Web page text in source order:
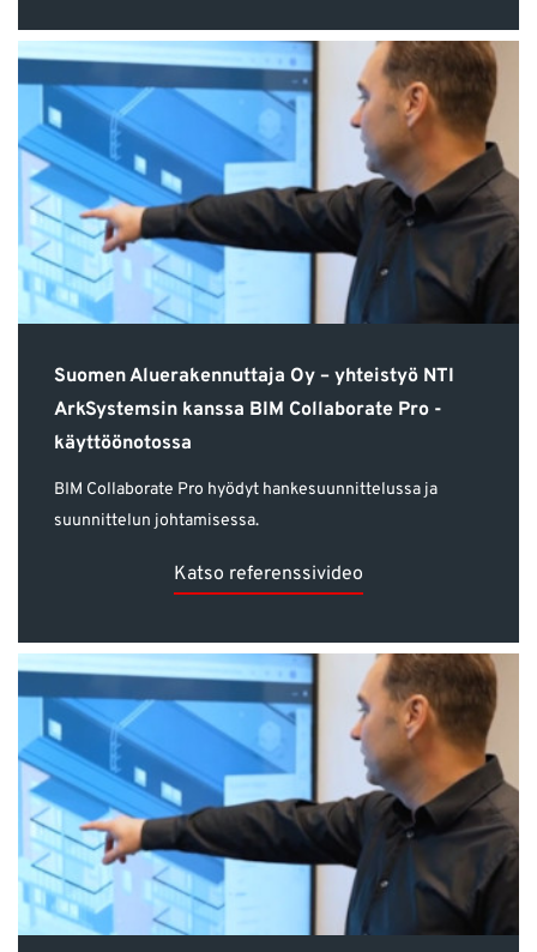
Suomen Aluerakennuttaja Oy – yhteistyö NTI
ArkSystemsin kanssa BIM Collaborate Pro -
käyttöönotossa
BIM Collaborate Pro hyödyt hankesuunnittelussa ja
suunnittelun johtamisessa.
Katso referenssivideo